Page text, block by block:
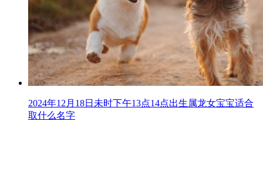
2024年12月18日未时下午13点14点出生属龙女宝宝适合
取什么名字